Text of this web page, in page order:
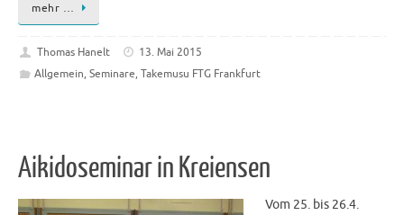
mehr …
Thomas Hanelt
13. Mai 2015
Allgemein, Seminare, Takemusu FTG Frankfurt
Aikidoseminar in Kreiensen
Vom 25. bis 26.4.